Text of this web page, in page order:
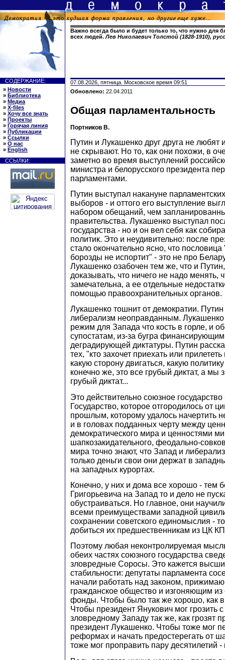
Важно всегда было и будет только то, что нужно для
всех людей.Лев Николаевич Толстой (1828-1910),
СОДЕРЖАНИЕ:
» Новости
» Библиотека
» Медиа
» X-files
» Хочу все знать
» Проекты
» Горячая линия
» Публикации
» Ссылки
» О нас
» English
ССЫЛКИ:
07.08.2026, пятница. Московское время 09:51
Обновлено: 22.04.2011
Общая парламентальность
Портников В.
Путин и Лукашенко друг друга не любят
не скрывают. Но то, как они похожи, в
заметно во время выступлений
министра и белорусского президента
парламентами.
Путин выступал накануне
выборов - и оттого его выступление
набором обещаний, чем
правительства. Лукашенко выступал
государства - но и он вел себя как
политик. Это и неудивительно: после
стало окончательно ясно, что
борозды не испортит" - это не про
Лукашенко озабочен тем же, что и
доказывать, что ничего не надо менять,
замечательна, а ее отдельные
помощью правоохранительных органов.
Лукашенко тошнит от демократии.
либерализм неоправданным. Лукашенко
режим для Запада что кость в горле, и
супостатам, из-за бугра
деградирующей диктатуры. Путин
тех, "кто захочет приехать или
какую сторону двигаться, какую
конечно же, это все грубый диктат, а мы
грубый диктат...
Это действительно союзное
Государство, которое отгородилось от
прошлым, которому удалось начертить
и в головах подданных черту между
демократического мира и ценностями
шапкозакидательного, феодально-
мира точно знают, что Запад и
только деньги свои они держат в
на западных курортах.
Конечно, у них и дома все хорошо - тем
Григорьевича на Запад то и дело не
обустраиваться. Но главное, они
всеми преимуществами западной
сохранении советского единомыслия -
добиться их предшественникам из ЦК
Поэтому любая неконтролируемая
обеих частях союзного государства
зловредные Соросы. Это кажется
стабильности: депутаты парламента
начали работать над законом,
гражданское общество и изгоняющим
фонды. Чтобы было так же хорошо, как
Чтобы президент Янукович мог грозить
зловредному Западу так же, как грозят
президент Лукашенко. Чтобы тоже мог
реформах и начать предостерегать от
тоже мог проправить пару десятилетий